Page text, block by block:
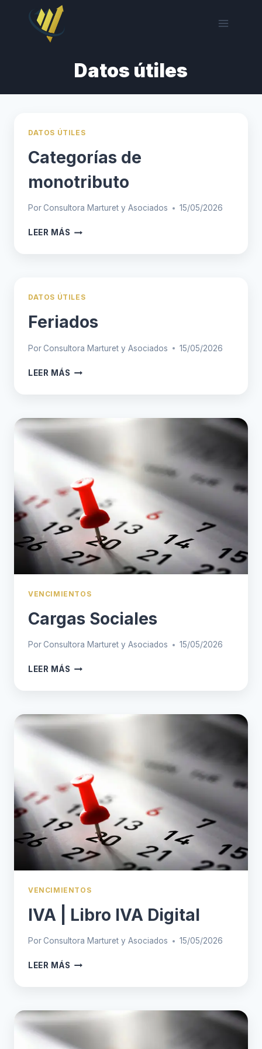
Datos útiles
DATOS ÚTILES
Categorías de
monotributo
PorConsultora Marturet y Asociados 15/05/2026
LEER MÁS CATEGORÍAS
DATOS ÚTILES
Feriados
PorConsultora Marturet y Asociados 15/05/2026
LEER MÁS FERIADOS
VENCIMIENTOS
Cargas Sociales
PorConsultora Marturet y Asociados 15/05/2026
LEER MÁS CARGAS
VENCIMIENTOS
IVA | Libro IVA Digital
PorConsultora Marturet y Asociados 15/05/2026
LEER MÁS IVA
DIGITAL